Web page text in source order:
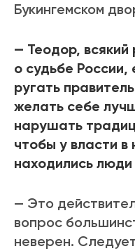
Букингемском
— Теодор, всякий
о судьбе России,
ругать
желать себе
нарушать
чтобы у власти
находились
— Это
вопрос
неверен.